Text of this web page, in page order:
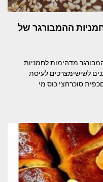
ההמבורגר של
מדהימות לחמניות
לשישימצרכים לעיסת